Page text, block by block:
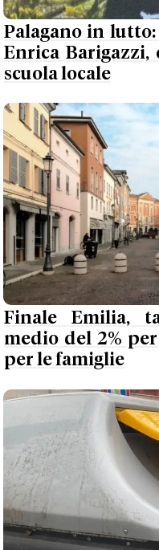
Palagano in
Enrica
scuola locale
Finale Emilia,
medio del 2%
per le famiglie